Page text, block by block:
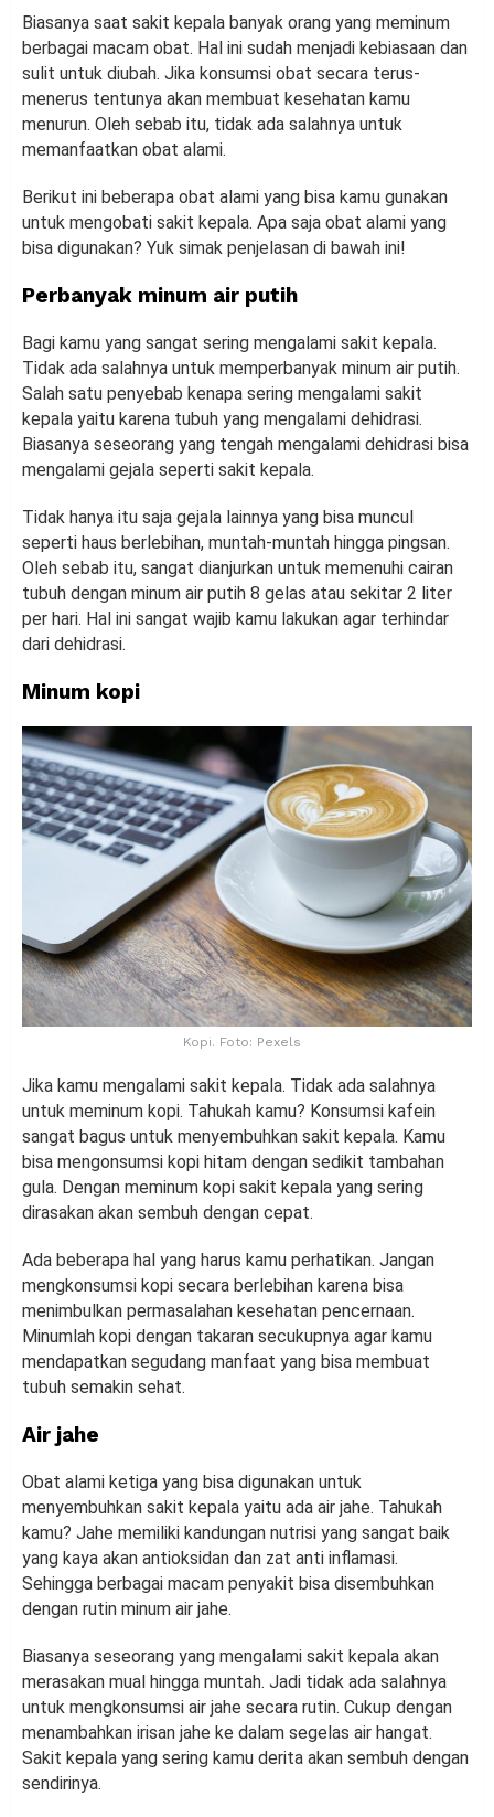
Biasanya saat sakit kepala banyak orang yang meminum
berbagai macam obat. Hal ini sudah menjadi kebiasaan dan
sulit untuk diubah. Jika konsumsi obat secara terus-
menerus tentunya akan membuat kesehatan kamu
menurun. Oleh sebab itu, tidak ada salahnya untuk
memanfaatkan obat alami.
Berikut ini beberapa obat alami yang bisa kamu gunakan
untuk mengobati sakit kepala. Apa saja obat alami yang
bisa digunakan? Yuk simak penjelasan di bawah ini!
Perbanyak minum air putih
Bagi kamu yang sangat sering mengalami sakit kepala.
Tidak ada salahnya untuk memperbanyak minum air putih.
Salah satu penyebab kenapa sering mengalami sakit
kepala yaitu karena tubuh yang mengalami dehidrasi.
Biasanya seseorang yang tengah mengalami dehidrasi bisa
mengalami gejala seperti sakit kepala.
Tidak hanya itu saja gejala lainnya yang bisa muncul
seperti haus berlebihan, muntah-muntah hingga pingsan.
Oleh sebab itu, sangat dianjurkan untuk memenuhi cairan
tubuh dengan minum air putih 8 gelas atau sekitar 2 liter
per hari. Hal ini sangat wajib kamu lakukan agar terhindar
dari dehidrasi.
Minum kopi
Kopi. Foto: Pexels
Jika kamu mengalami sakit kepala. Tidak ada salahnya
untuk meminum kopi. Tahukah kamu? Konsumsi kafein
sangat bagus untuk menyembuhkan sakit kepala. Kamu
bisa mengonsumsi kopi hitam dengan sedikit tambahan
gula. Dengan meminum kopi sakit kepala yang sering
dirasakan akan sembuh dengan cepat.
Ada beberapa hal yang harus kamu perhatikan. Jangan
mengkonsumsi kopi secara berlebihan karena bisa
menimbulkan permasalahan kesehatan pencernaan.
Minumlah kopi dengan takaran secukupnya agar kamu
mendapatkan segudang manfaat yang bisa membuat
tubuh semakin sehat.
Air jahe
Obat alami ketiga yang bisa digunakan untuk
menyembuhkan sakit kepala yaitu ada air jahe. Tahukah
kamu? Jahe memiliki kandungan nutrisi yang sangat baik
yang kaya akan antioksidan dan zat anti inflamasi.
Sehingga berbagai macam penyakit bisa disembuhkan
dengan rutin minum air jahe.
Biasanya seseorang yang mengalami sakit kepala akan
merasakan mual hingga muntah. Jadi tidak ada salahnya
untuk mengkonsumsi air jahe secara rutin. Cukup dengan
menambahkan irisan jahe ke dalam segelas air hangat.
Sakit kepala yang sering kamu derita akan sembuh dengan
sendirinya.